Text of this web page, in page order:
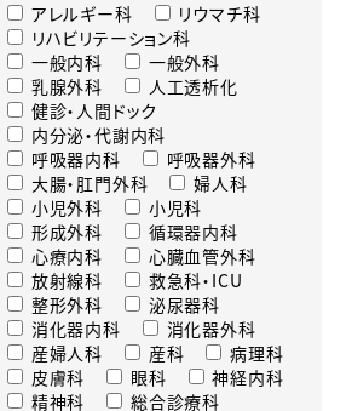
アレルギー科
リウマチ科
リハビリテーション科
一般内科
一般外科
乳腺外科
人工透析化
健診・人間ドック
内分泌・代謝内科
呼吸器内科
呼吸器外科
大腸・肛門外科
婦人科
小児外科
小児科
形成外科
循環器内科
心療内科
心臓血管外科
放射線科
救急科・ICU
整形外科
泌尿器科
消化器内科
消化器外科
産婦人科
産科
病理科
皮膚科
眼科
神経内科
精神科
総合診療科